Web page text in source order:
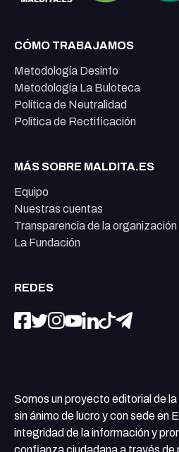
CÓMO TRABAJAMOS
Metodología Desinfo
Metodología La Buloteca
Política de Neutralidad
Política de Rectificación
MÁS SOBRE MALDITA.ES
Equipo
Nuestras cuentas
Transparencia de la organización
La Fundación
REDES
Somos un proyecto editorial de la
sin ánimo de lucro y con sede en
integridad de la información y
confianza ciudadana a través de